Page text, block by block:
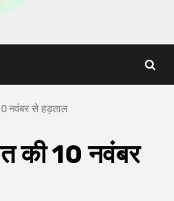
नवंबर से हड़ताल
की 10 नवंबर